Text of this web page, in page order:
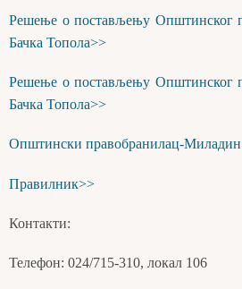
Решење о постављењу Општинског
Бачка Топола>>
Решење о постављењу Општинског
Бачка Топола>>
Општински правобранилац-
Правилник>>
Контакти:
Телефон: 024/715-310, локал 106